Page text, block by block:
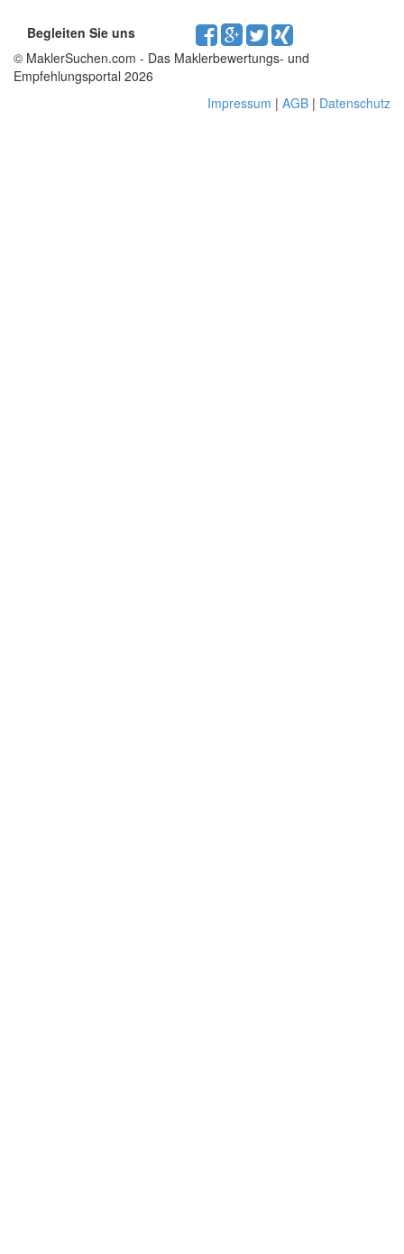
Begleiten Sie uns
© MaklerSuchen.com - Das Maklerbewertungs- und
Empfehlungsportal 2026
Impressum | AGB | Datenschutz